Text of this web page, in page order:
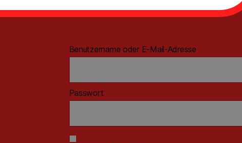
Benutzername oder E-Mail-Adresse
Passwort